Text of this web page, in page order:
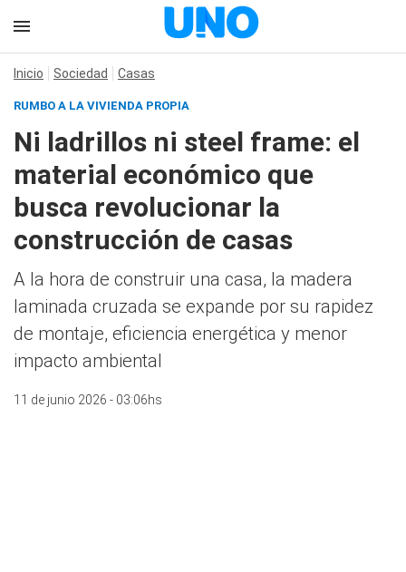
Inicio Sociedad Casas
RUMBO A LA VIVIENDA PROPIA
Ni ladrillos ni steel frame: el
material económico que
busca revolucionar la
construcción de casas
A la hora de construir una casa, la madera
laminada cruzada se expande por su rapidez
de montaje, eficiencia energética y menor
impacto ambiental
11 de junio 2026 - 03:06hs